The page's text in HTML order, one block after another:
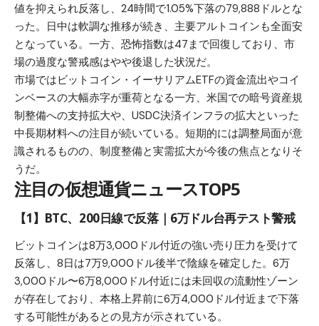
値を抑えられ反落し、24時間で1.05%下落の79,888ドルとな
った。日中は軟調な推移が続き、主要アルトコインも全面安
となっている。一方、恐怖指数は47まで回復しており、市
場の過度な警戒感はやや後退した状況だ。
市場ではビットコイン・イーサリアムETFの資金流出やコイ
ンベースの大幅赤字が重荷となる一方、米国での暗号資産規
制整備への支持拡大や、USDC決済インフラの拡大といった
中長期材料への注目が続いている。短期的には調整局面が意
識されるものの、制度整備と実需拡大が今後の焦点となりそ
うだ。
注目の仮想通貨ニュースTOP5
【1】 BTC、200日線で反落｜6万ドル台再テスト警戒
ビットコインは8万3,000ドル付近の強い売り圧力を受けて
反落し、8日は7万9,000ドル後半で陰線を確定した。6万
3,000ドル〜6万8,000ドル付近には未回収の流動性ゾーン
が存在しており、本格上昇前に6万4,000ドル付近まで下落
する可能性があるとの見方が示されている。